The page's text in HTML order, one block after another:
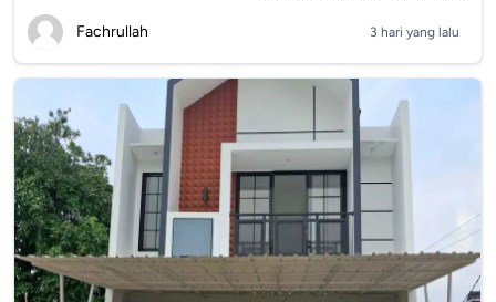
Fachrullah 3 hari yang lalu